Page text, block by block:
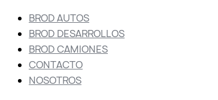
BROD AUTOS
BROD DESARROLLOS
BROD CAMIONES
CONTACTO
NOSOTROS